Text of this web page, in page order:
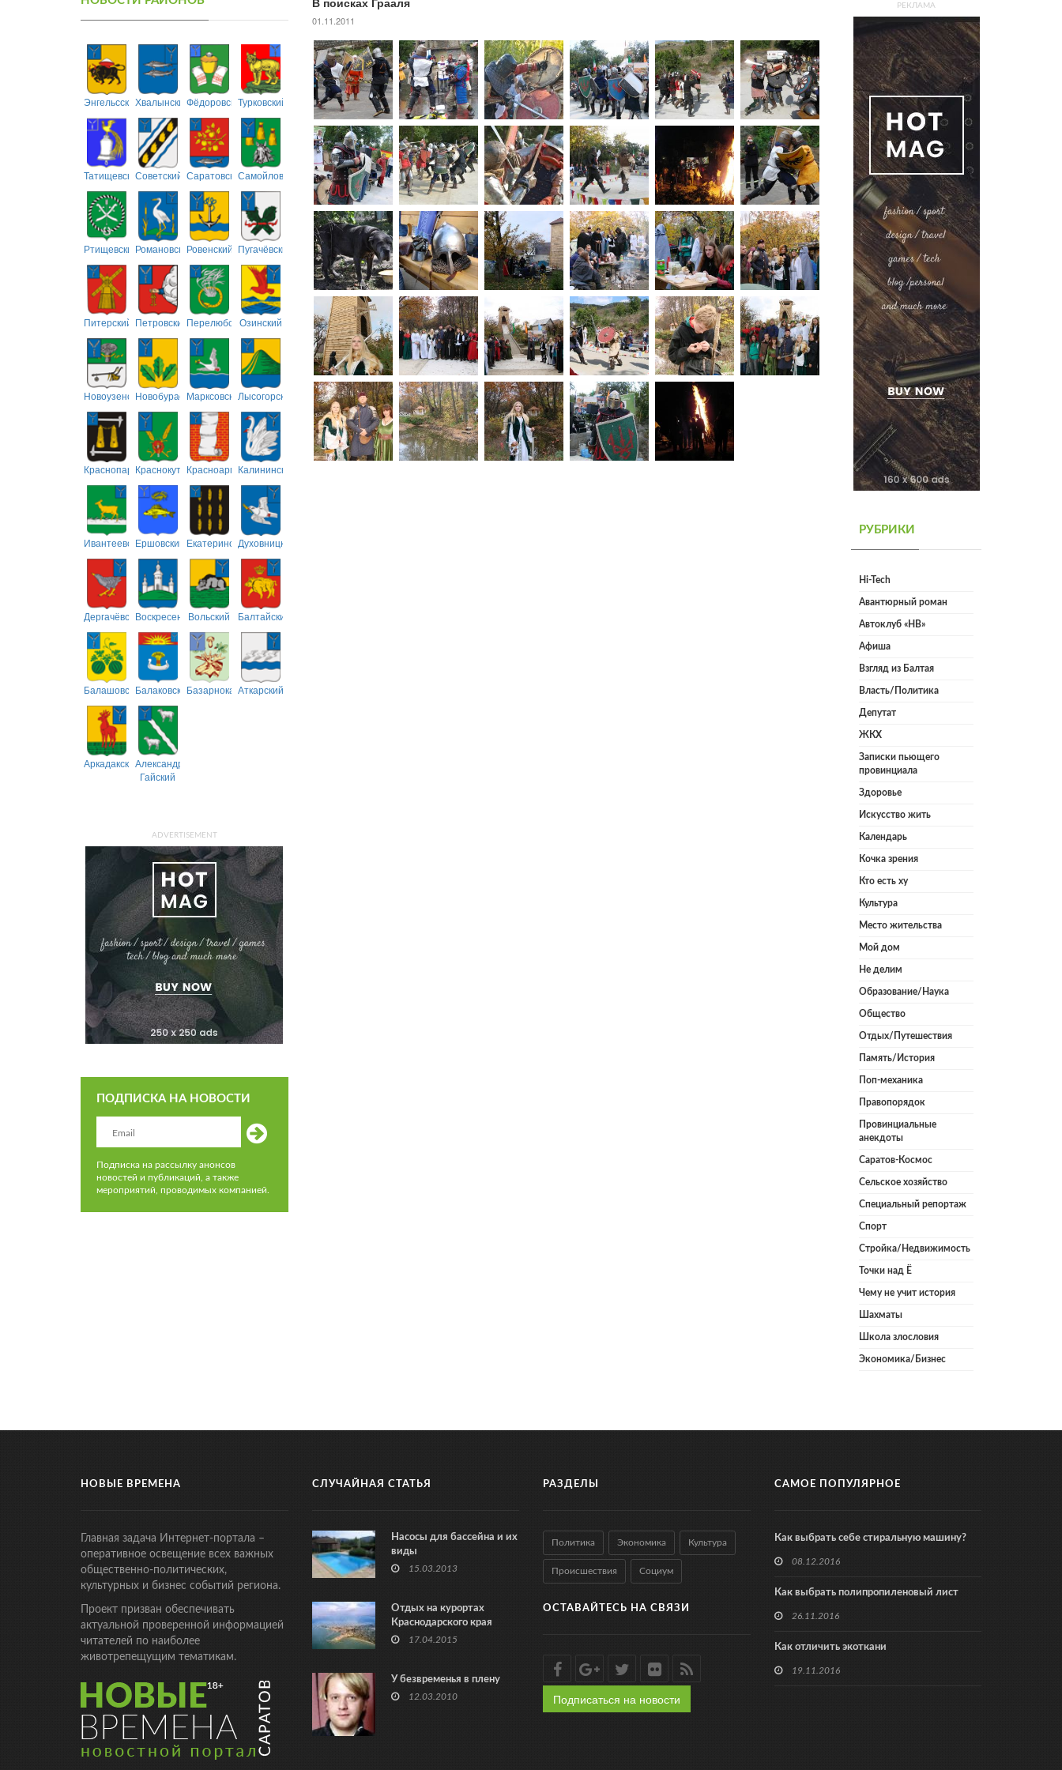
ЭнгельсскийХвалынскийФёдоровскийТурковский
ТатищевскийСоветский СаратовскийСамойловский
РтищевскийРомановскийРовенский Пугачёвский
Питерский ПетровскийПерелюбскийОзинский
НовоузенскийНовобурасскийМарксовскийЛысогорский
Краснопартизанский
КраснокутскийКрасноармейский
Калининский
ИвантеевскийЕршовский ЕкатериновскийДуховницкий
ДергачёвскийВоскресенскийВольский Балтайский
БалашовскийБалаковскийБазарнокарабулакский
Аткарский
АркадакскийАлександрово-
Гайский
ADVERTISEMENT
ПОДПИСКА НА НОВОСТИ
Подписка на рассылку анонсов
новостей и публикаций, а также
мероприятий, проводимых компанией.
01.11.2011
РЕКЛАМА
РУБРИКИ
Hi-Tech
Авантюрный роман
Автоклуб «НВ»
Афиша
Взгляд из Балтая
Власть/Политика
Депутат
ЖКХ
Записки пьющего
провинциала
Здоровье
Искусство жить
Календарь
Кочка зрения
Кто есть ху
Культура
Место жительства
Мой дом
Не делим
Образование/Наука
Общество
Отдых/Путешествия
Память/История
Поп-механика
Правопорядок
Провинциальные
анекдоты
Саратов-Космос
Сельское хозяйство
Специальный репортаж
Спорт
Стройка/Недвижимость
Точки над Ё
Чему не учит история
Шахматы
Школа злословия
Экономика/Бизнес
НОВЫЕ ВРЕМЕНА
Главная задача Интернет-портала –
оперативное освещение всех важных
общественно-политических,
культурных и бизнес событий региона.
Проект призван обеспечивать
актуальной проверенной информацией
читателей по наиболее
животрепещущим тематикам.
СЛУЧАЙНАЯ СТАТЬЯ
Насосы для бассейна и их
виды
15.03.2013
Отдых на курортах
Краснодарского края
17.04.2015
У безвременья в плену
12.03.2010
РАЗДЕЛЫ
Политика Экономика Культура
Происшествия Социум
ОСТАВАЙТЕСЬ НА СВЯЗИ
Подписаться на новости
САМОЕ ПОПУЛЯРНОЕ
Как выбрать себе стиральную машину?
08.12.2016
Как выбрать полипропиленовый лист
26.11.2016
Как отличить экоткани
19.11.2016